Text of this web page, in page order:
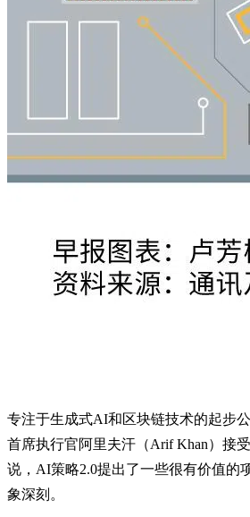
专注于生成式AI和区块链技术的起步
首席执行官阿里夫汗（Arif Khan）接
说，AI策略2.0提出了一些很有价值的
象深刻。